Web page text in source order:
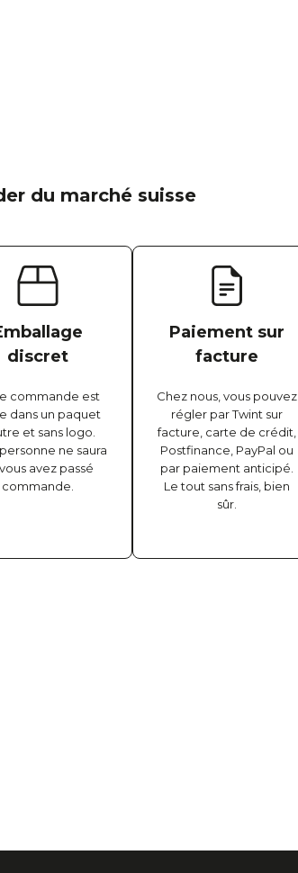
du marché suisse
discret
commande est
dans un paquet
et sans logo.
ne saura
avez passé
commande.
Paiement sur
facture
Chez nous, vous pouvez
régler par Twint sur
facture, carte de crédit,
Postfinance, PayPal ou
par paiement anticipé.
Le tout sans frais, bien
sûr.